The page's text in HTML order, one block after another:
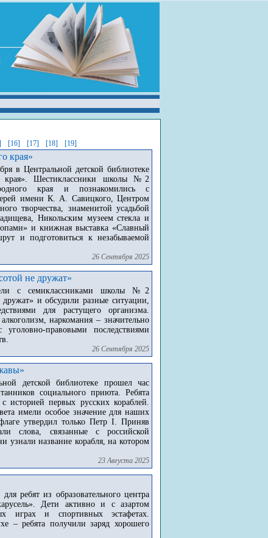
[16] [17] [18] [19]
края»
в Центральной детской библиотеке
края». Шестиклассники школы №2
края и познакомились с
имени К. А. Савицкого, Центром
творчества, знаменитой усадьбой
Никольским музеем стекла и
и книжная выставка «Славный
и подготовиться к незабываемой
26 Сентября 2025
не дружат»
с семиклассниками школы №2
и обсудили разные ситуации,
для растущего организма.
наркомания – значительно
правовыми последствиями
26 Сентября 2025
детской библиотеке прошел час
социального приюта. Ребята
историей первых русских кораблей.
имели особое значение для наших
утвердил только Петр I. Приняв
слова, связанные с российской
узнали название корабля, на котором
23 Августа 2025
ребят из образовательного центра
Дети активно и с азартом
играх и спортивных эстафетах.
– ребята получили заряд хорошего